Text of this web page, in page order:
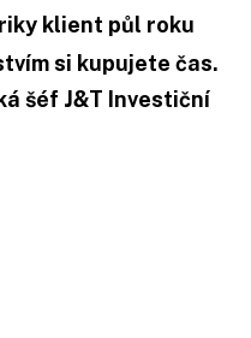
klient půl roku
si kupujete čas.
šéf J&T Investiční